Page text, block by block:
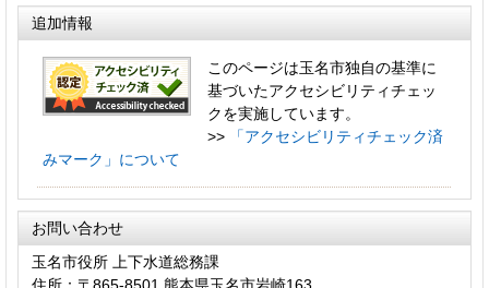
追加情報
このページは玉名市独自の基準に
基づいたアクセシビリティチェッ
クを実施しています。
>>
「アクセシビリティチェック済
みマーク」について
お問い合わせ
玉名市役所 上下水道総務課